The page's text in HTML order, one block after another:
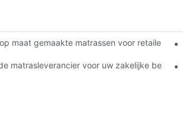
maat gemaakte matrassen voor retailers
matrasleverancier voor uw zakelijke